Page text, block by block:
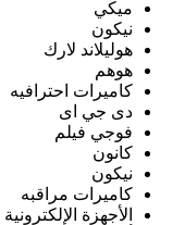
ميكي
نيكون
هوليلاند لارك
هوهم
كاميرات احترافيه
دى جي اى
فوجي فيلم
كانون
نيكون
كاميرات مراقبه
الأجهزة الإلكترونية